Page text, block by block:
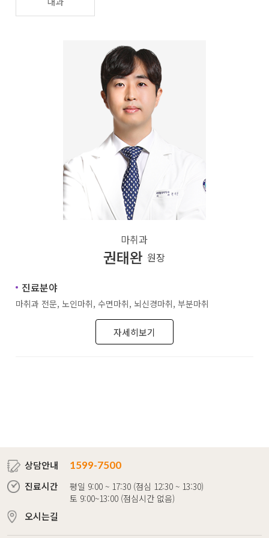
마취과
권태완 원장
진료분야
마취과 전문, 노인마취, 수면마취, 뇌신경마취, 부분마취
자세히보기
상담안내
1599-7500
진료시간
평일 9:00 ~ 17:30 (점심 12:30 ~ 13:30)
토 9:00~13:00 (점심시간 없음)
오시는길